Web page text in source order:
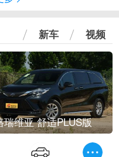
新车 视频
瑞维亚 舒适PLUS版